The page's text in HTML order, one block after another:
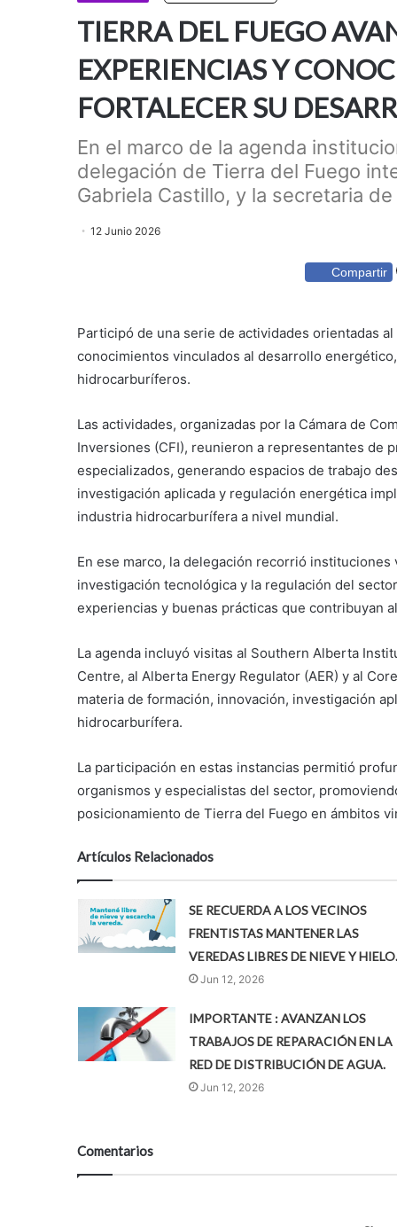
TIERRA DEL FUEGO
EXPERIENCIAS Y
FORTALECER SU
En el marco de la agenda
delegación de Tierra del Fuego
Gabriela Castillo, y la secretaria
12 Junio 2026
Compartir
Participó de una serie de actividades orientadas
conocimientos vinculados al desarrollo
hidrocarburíferos.
Las actividades, organizadas por la Cámara de
Inversiones (CFI), reunieron a representantes de
especializados, generando espacios de trabajo
investigación aplicada y regulación energética
industria hidrocarburífera a nivel mundial.
En ese marco, la delegación recorrió
investigación tecnológica y la regulación del
experiencias y buenas prácticas que contribuyan
La agenda incluyó visitas al Southern Alberta
Centre, al Alberta Energy Regulator (AER) y al
materia de formación, innovación, investigación
hidrocarburífera.
La participación en estas instancias permitió
organismos y especialistas del sector,
posicionamiento de Tierra del Fuego en ámbitos
Artículos Relacionados
SE RECUERDA A LOS VECINOS
FRENTISTAS MANTENER LAS
VEREDAS LIBRES DE NIEVE Y HIELO.
Jun 12, 2026
IMPORTANTE : AVANZAN LOS
TRABAJOS DE REPARACIÓN EN LA
RED DE DISTRIBUCIÓN DE AGUA.
Jun 12, 2026
Comentarios